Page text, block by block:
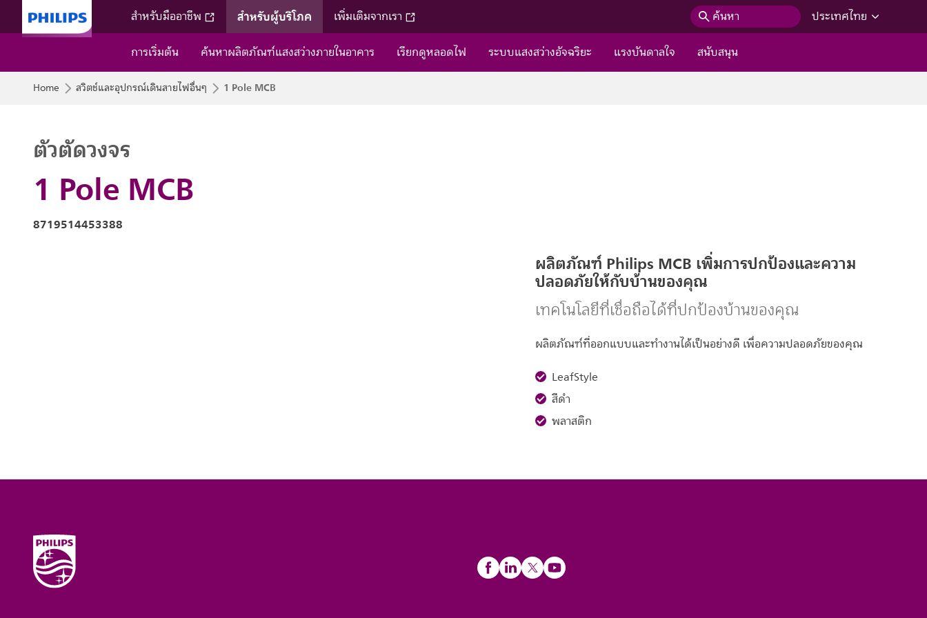
สำหรับมืออาชีพ สำหรับผู้บริโภค เพิ่มเติมจากเรา ค้นหา
ประเทศไทย
การเริ่มต้น
ค้นหาผลิตภัณฑ์แสงสว่างภายในอาคาร เรียกดูหลอดไฟ ระบบแสงสว่างอัจฉริยะ แรงบันดาลใจ สนับสนุน
Home สวิตช์และอุปกรณ์เดินสายไฟอื่นๆ 1 Pole MCB
1 Pole MCB
ตัวตัดวงจร
8719514453388
ผลิตภัณฑ์ Philips MCB เพิ่มการปกป้องและความ
ปลอดภัยให้กับบ้านของคุณ
เทคโนโลยีที่เชื่อถือได้ที่ปกป้องบ้านของคุณ
ผลิตภัณฑ์ที่ออกแบบและทำงานได้เป็นอย่างดี เพื่อความปลอดภัยของคุณ
LeafStyle
สีดำ
พลาสติก